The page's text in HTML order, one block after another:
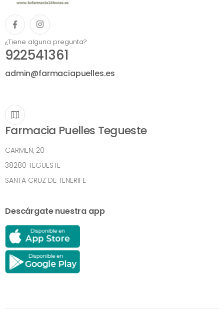
¿Tiene alguna pregunta?
922541361
admin@farmaciapuelles.es
Farmacia Puelles Tegueste
CARMEN, 20
38280 TEGUESTE
SANTA CRUZ DE TENERIFE
Descárgate nuestra app